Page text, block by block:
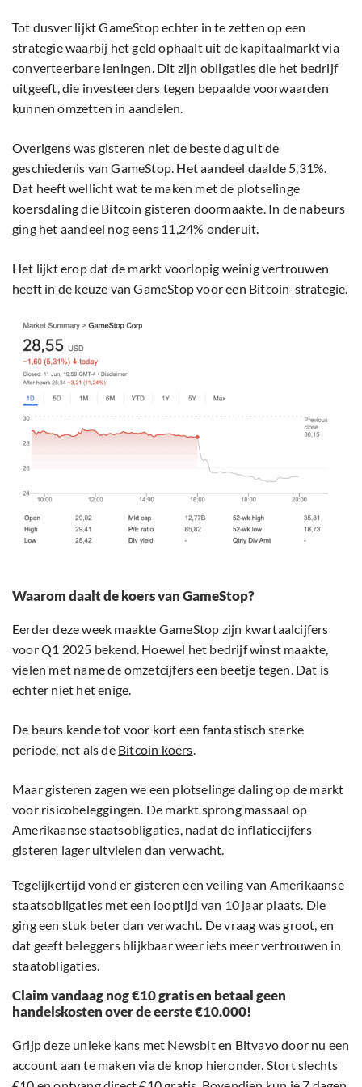
Tot dusver lijkt GameStop echter in te zetten op een
strategie waarbij het geld ophaalt uit de kapitaalmarkt via
converteerbare leningen. Dit zijn obligaties die het bedrijf
uitgeeft, die investeerders tegen bepaalde voorwaarden
kunnen omzetten in aandelen.
Overigens was gisteren niet de beste dag uit de
geschiedenis van GameStop. Het aandeel daalde 5,31%.
Dat heeft wellicht wat te maken met de plotselinge
koersdaling die Bitcoin gisteren doormaakte. In de nabeurs
ging het aandeel nog eens 11,24% onderuit.
Het lijkt erop dat de markt voorlopig weinig vertrouwen
heeft in de keuze van GameStop voor een Bitcoin-strategie.
Waarom daalt de koers van GameStop?
Eerder deze week maakte GameStop zijn kwartaalcijfers
voor Q1 2025 bekend. Hoewel het bedrijf winst maakte,
vielen met name de omzetcijfers een beetje tegen. Dat is
echter niet het enige.
De beurs kende tot voor kort een fantastisch sterke
periode, net als de Bitcoin koers
Maar gisteren zagen we een plotselinge daling op de markt
voor risicobeleggingen. De markt sprong massaal op
Amerikaanse staatsobligaties, nadat de inflatiecijfers
gisteren lager uitvielen dan verwacht.
Tegelijkertijd vond er gisteren een veiling van Amerikaanse
staatsobligaties met een looptijd van 10 jaar plaats. Die
ging een stuk beter dan verwacht. De vraag was groot, en
dat geeft beleggers blijkbaar weer iets meer vertrouwen in
staatobligaties.
Claim vandaag nog €10 gratis en betaal geen
handelskosten over de eerste €10.000!
Grijp deze unieke kans met Newsbit en Bitvavo door nu een
account aan te maken via de knop hieronder. Stort slechts